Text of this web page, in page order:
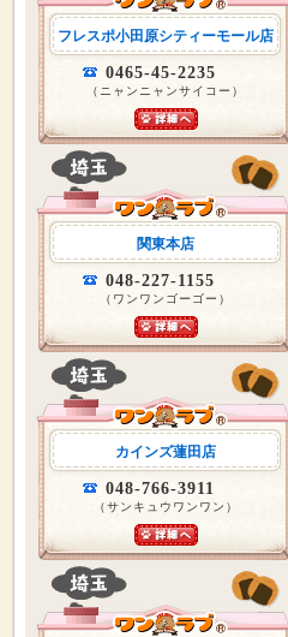
フレスポ小田原シティーモール店
0465-45-2235
（ニャンニャンサイコー）
関東本店
048-227-1155
（ワンワンゴーゴー）
カインズ蓮田店
048-766-3911
（サンキュウワンワン）